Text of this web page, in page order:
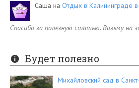
Саша на Отдых в Калининграде
Спасибо за полезную статью. Возьму на
Будет полезно
Михайловский сад в